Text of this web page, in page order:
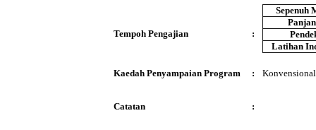
Tempoh Pengajian :
Sepenuh
Latihan
Kaedah Penyampaian Program : Konvensional
Catatan :